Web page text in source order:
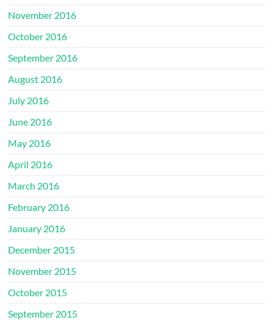
November 2016
October 2016
September 2016
August 2016
July 2016
June 2016
May 2016
April 2016
March 2016
February 2016
January 2016
December 2015
November 2015
October 2015
September 2015